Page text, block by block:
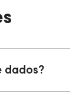
dados?